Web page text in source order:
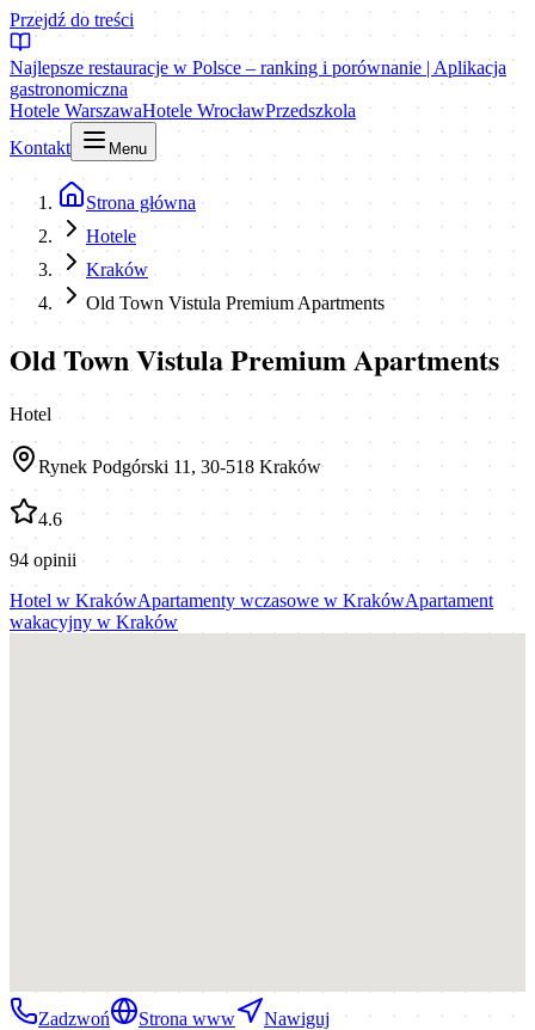
Przejdź do treści
Najlepsze restauracje w Polsce – ranking i porównanie | Aplikacja
gastronomiczna
Hotele WarszawaHotele WrocławPrzedszkola
Kontakt
Menu
Strona główna
Hotele
Kraków
Old Town Vistula Premium Apartments
Old Town Vistula Premium Apartments
Hotel
Rynek Podgórski 11, 30-518 Kraków
4.6
94 opinii
Hotel w KrakówApartamenty wczasowe w KrakówApartament
wakacyjny w Kraków
Zadzwoń Strona www
Nawiguj